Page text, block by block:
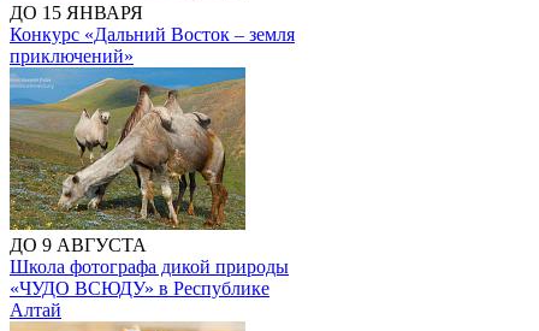
ДО 15 ЯНВАРЯ
Конкурс «Дальний Восток – земля
приключений»
ДО 9 АВГУСТА
Школа фотографа дикой природы
«ЧУДО ВСЮДУ» в Республике
Алтай